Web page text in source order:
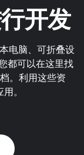
开发
电脑、可折叠设
都可以在这里找
。利用这些资
。